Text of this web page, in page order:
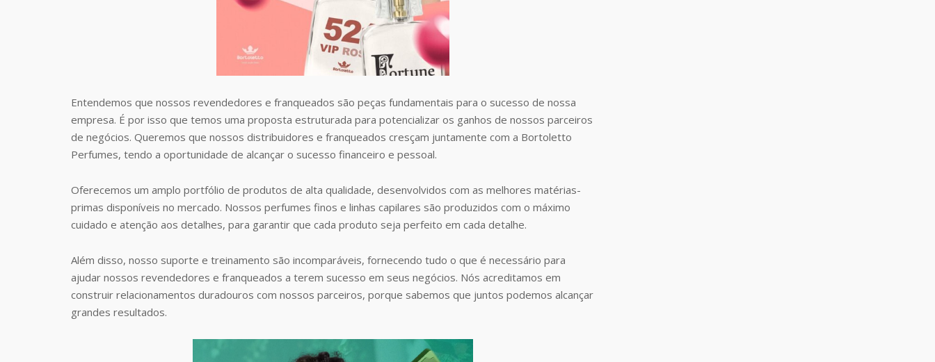
Entendemos que nossos revendedores e franqueados são peças fundamentais para o sucesso de nossa
empresa. É por isso que temos uma proposta estruturada para potencializar os ganhos de nossos parceiros
de negócios. Queremos que nossos distribuidores e franqueados cresçam juntamente com a Bortoletto
Perfumes, tendo a oportunidade de alcançar o sucesso financeiro e pessoal.
Oferecemos um amplo portfólio de produtos de alta qualidade, desenvolvidos com as melhores matérias-
primas disponíveis no mercado. Nossos perfumes finos e linhas capilares são produzidos com o máximo
cuidado e atenção aos detalhes, para garantir que cada produto seja perfeito em cada detalhe.
Além disso, nosso suporte e treinamento são incomparáveis, fornecendo tudo o que é necessário para
ajudar nossos revendedores e franqueados a terem sucesso em seus negócios. Nós acreditamos em
construir relacionamentos duradouros com nossos parceiros, porque sabemos que juntos podemos alcançar
grandes resultados.